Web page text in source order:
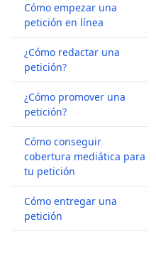
Cómo empezar una
petición en línea
¿Cómo redactar una
petición?
¿Cómo promover una
petición?
Cómo conseguir
cobertura mediática para
tu petición
Cómo entregar una
petición